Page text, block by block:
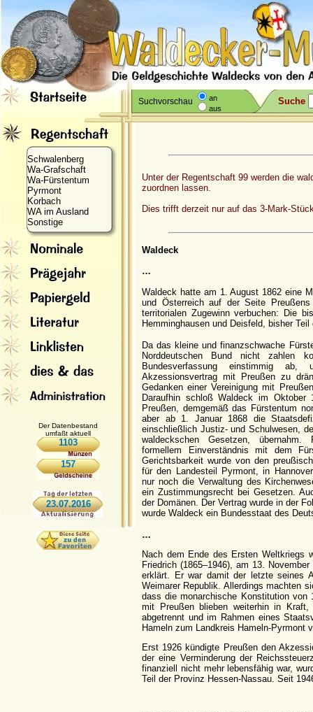
Suchvorschau
an
aus
Suche
Schwalenberg
Wa-Grafschaft
Wa-Fürstentum
Pyrmont
Korbach
WA im Ausland
Sonstige
Der Datenbestand
umfaßt aktuell
1103
157
23.07.2016
Unter der Regentschaft 99 werden die
zuordnen lassen.
Dies trifft derzeit nur auf das 3-Mark-
Waldeck
…
Waldeck hatte am 1. August 1862 eine
und Österreich auf der Seite
territorialen Zugewinn verbuchen: Die
Hemminghausen und Deisfeld, bisher
Da das kleine und finanzschwache
Norddeutschen Bund nicht zahlen
Bundesverfassung einstimmig
Akzessionsvertrag mit Preußen zu
Gedanken einer Vereinigung mit
Daraufhin schloß Waldeck im Oktober
Preußen, demgemäß das Fürstentum
aber ab 1. Januar 1868 die
einschließlich Justiz- und Schulwesen,
waldeckschen Gesetzen,
formellem Einverständnis mit dem
Gerichtsbarkeit wurde von den
für den Landesteil Pyrmont, in
nur noch die Verwaltung des
ein Zustimmungsrecht bei Gesetzen.
der Domänen. Der Vertrag wurde in der
wurde Waldeck ein Bundesstaat des
…
Nach dem Ende des Ersten Weltkriegs
Friedrich (1865–1946), am 13.
erklärt. Er war damit der letzte seines
Weimarer Republik. Allerdings machten
dass die monarchische Konstitution
mit Preußen blieben weiterhin in
abgetrennt und im Rahmen eines
Hameln zum Landkreis Hameln-Pyrmont
Erst 1926 kündigte Preußen den
der eine Verminderung der
finanziell nicht mehr lebensfähig war,
Teil der Provinz Hessen-Nassau. Seit